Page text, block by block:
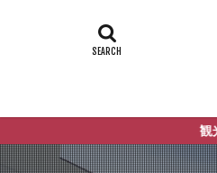
観光からまち歩きまで、